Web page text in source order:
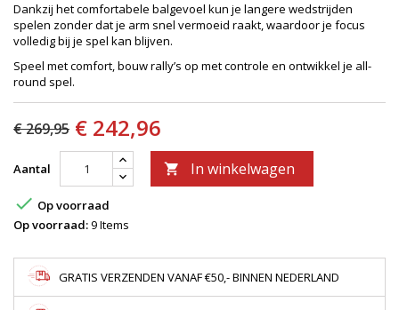
Dankzij het comfortabele balgevoel kun je langere wedstrijden
spelen zonder dat je arm snel vermoeid raakt, waardoor je focus
volledig bij je spel kan blijven.
Speel met comfort, bouw rally’s op met controle en ontwikkel je all-
round spel.
€ 269,95 € 242,96
Aantal  In winkelwagen
 Op voorraad
Op voorraad:9 Items
GRATIS VERZENDEN VANAF €50,- BINNEN NEDERLAND